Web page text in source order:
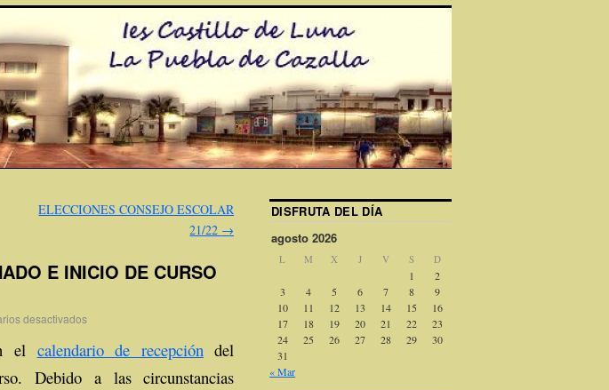
ELECCIONES CONSEJO ESCOLAR
21/22 →
E INICIO DE CURSO
desactivados
el calendario de recepcióndel
Debido a las circunstancias
DISFRUTA DEL DÍA
agosto 2026
L M X J V S D
1
2
3
4 5 6 7 8
9
10
11 12 13 14 15
16
17
18 19 20 21 22
23
24
25 26 27 28 29
30
31
« Mar